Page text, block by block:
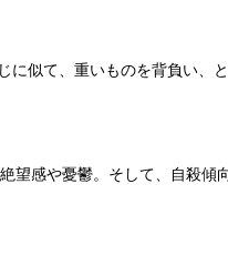
に似て、重いものを背負い、
望感や憂鬱。そして、自殺傾向